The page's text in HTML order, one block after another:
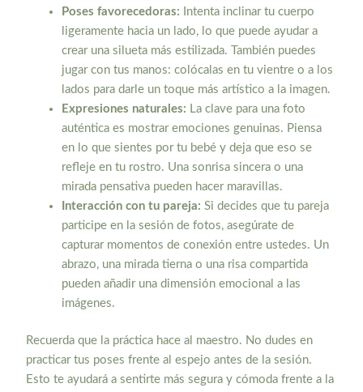
Poses favorecedoras: Intenta inclinar tu cuerpo
ligeramente hacia un lado, lo que puede ayudar a
crear una silueta más estilizada. También puedes
jugar con tus manos: colócalas en tu vientre o a los
lados para darle un toque más artístico a la imagen.
Expresiones naturales: La clave para una foto
auténtica es mostrar emociones genuinas. Piensa
en lo que sientes por tu bebé y deja que eso se
refleje en tu rostro. Una sonrisa sincera o una
mirada pensativa pueden hacer maravillas.
Interacción con tu pareja: Si decides que tu pareja
participe en la sesión de fotos, asegúrate de
capturar momentos de conexión entre ustedes. Un
abrazo, una mirada tierna o una risa compartida
pueden añadir una dimensión emocional a las
imágenes.
Recuerda que la práctica hace al maestro. No dudes en
practicar tus poses frente al espejo antes de la sesión.
Esto te ayudará a sentirte más segura y cómoda frente a la